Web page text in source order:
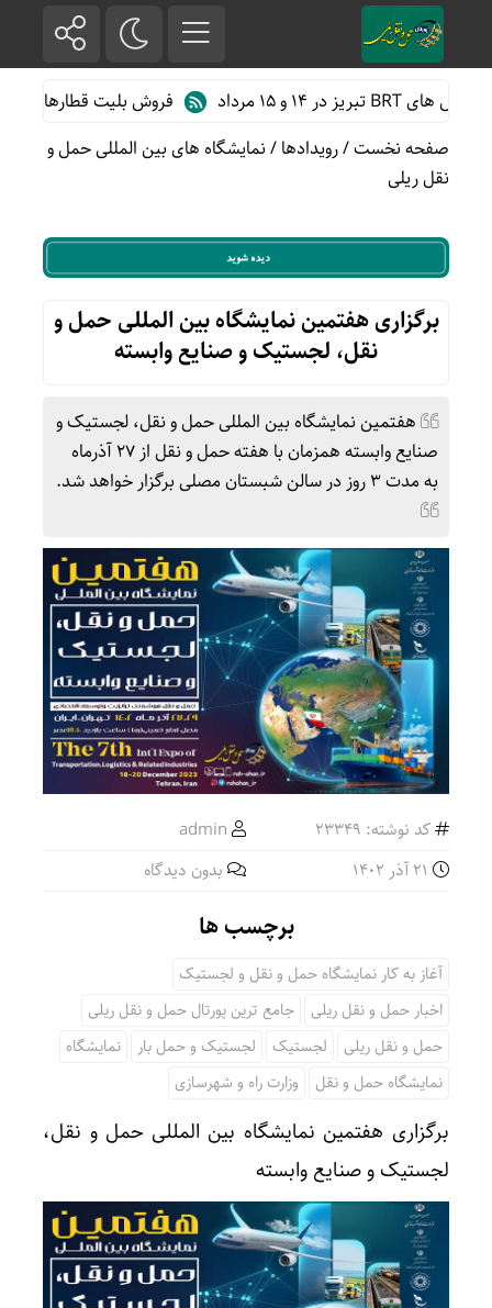
فروش بلیت قطارهای دهه آخر
صفحه نخست/رویدادها/نمایشگاه های بین المللی حمل و
نقل ریلی
برگزاری هفتمین نمایشگاه بین المللی حمل و‌
نقل، لجستیک و صنایع وابسته
هفتمین نمایشگاه بین المللی حمل و‌ نقل، لجستیک و
صنایع وابسته همزمان با هفته حمل و نقل از ۲۷ آذرماه
به مدت 3 روز در سالن شبستان مصلی برگزار خواهد شد.
کد نوشته: 23349
admin
بدون دیدگاه
برچسب ها
آغاز به کار نمایشگاه حمل و نقل و لجستیک
اخبار حمل و نقل ریلی
جامع ترین پورتال حمل و نقل ریلی
حمل و نقل ریلی
لجستیک لجستیک و حمل بار
نمایشگاه
نمایشگاه حمل و نقل
وزارت راه و شهرسازی
برگزاری هفتمین نمایشگاه بین المللی حمل و‌ نقل،
لجستیک و صنایع وابسته